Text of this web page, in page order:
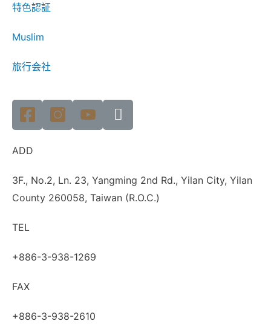
特色認証
Muslim
旅行会社
ADD
3F., No.2, Ln. 23, Yangming 2nd Rd., Yilan City, Yilan
County 260058, Taiwan (R.O.C.)
TEL
+886-3-938-1269
FAX
+886-3-938-2610